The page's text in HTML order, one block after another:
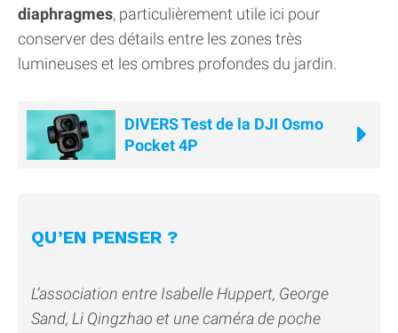
diaphragmes, particulièrement utile ici pour
conserver des détails entre les zones très
lumineuses et les ombres profondes du jardin.
DIVERS Test de la DJI Osmo
Pocket 4P
QU’EN PENSER ?
L’association entre Isabelle Huppert, George
Sand, Li Qingzhao et une caméra de poche